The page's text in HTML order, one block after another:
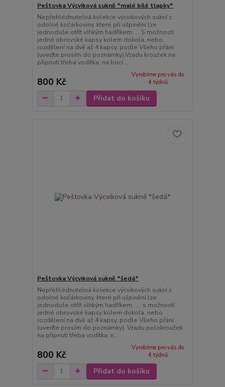
Peštovka Výcviková sukně *malé bílé tlapky*
Nepřehlédnutelná kolekce výcvikových sukní z
odolné kočárkoviny, které při ušpinění lze
jednoduše otřít vlhkým hadříkem. ....S možností
jedné obrovské kapsy kolem dokola, nebo
rozdělení na dvě až 4 kapsy, podle Všeho přání
(uveďte prosím do poznámky).Vzadu kroužek na
připnutí třeba vodítka, na bocí ...
800 Kč
Vyrobíme pro vás do
4 týdnů
Přidat do košíku
Peštovka Výcviková sukně *šedá*
Nepřehlédnutelná kolekce výcvikových sukní z
odolné kočárkoviny, které při ušpinění lze
jednoduše otřít vlhkým hadříkem. .... s možností
jedné obrovské kapsy kolem dokola, nebo
rozdělení na dvě až 4 kapsy, podle Všeho přání
(uveďte prosím do poznámky). Vzadu polokroužek
na připnutí třeba vodítka, n...
800 Kč
Vyrobíme pro vás do
4 týdnů
Přidat do košíku